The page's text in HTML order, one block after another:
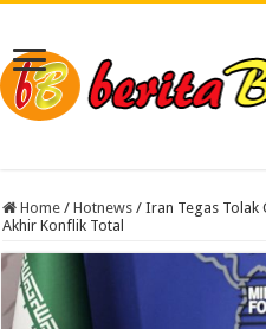
Home / Hotnews / Iran Tegas Tolak
Akhir Konflik Total